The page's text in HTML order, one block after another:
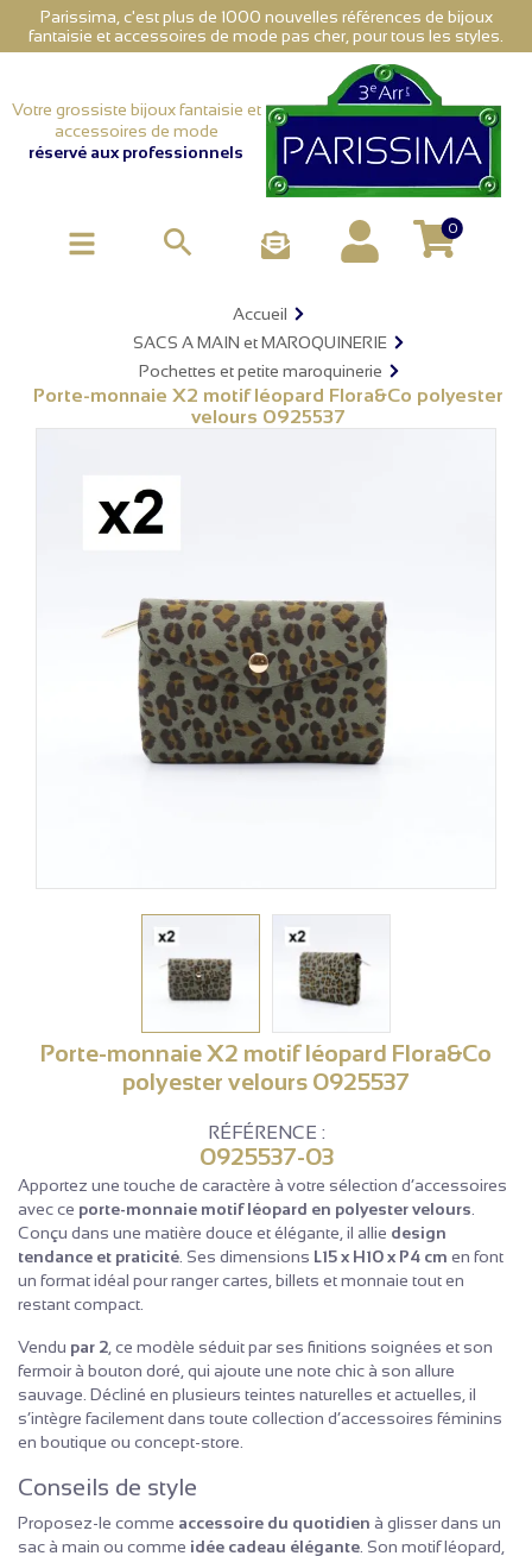
Parissima, c'est plus de 1000 nouvelles références de bijoux
fantaisie et accessoires de mode pas cher, pour tous les styles.
Votre grossiste bijoux fantaisie et
accessoires de mode
réservé aux professionnels
 0
Accueil
SACS A MAIN et MAROQUINERIE
Pochettes et petite maroquinerie
Porte-monnaie X2 motif léopard Flora&Co polyester
velours 0925537
Porte-monnaie X2 motif léopard Flora&Co
polyester velours 0925537
RÉFÉRENCE :
0925537-03
Apportez une touche de caractère à votre sélection d’accessoires
avec ce porte-monnaie motif léopard en polyester velours
Conçu dans une matière douce et élégante, il allie design
tendance et praticité . Ses dimensions L15 x H10 x P4 cm en font
un format idéal pour ranger cartes, billets et monnaie tout en
restant compact.
Vendu par 2 , ce modèle séduit par ses finitions soignées et son
fermoir à bouton doré, qui ajoute une note chic à son allure
sauvage. Décliné en plusieurs teintes naturelles et actuelles, il
s’intègre facilement dans toute collection d’accessoires féminins
en boutique ou concept-store.
Conseils de style
Proposez-le comme accessoire du quotidien à glisser dans un
sac à main ou comme idée cadeau élégante . Son motif léopard,